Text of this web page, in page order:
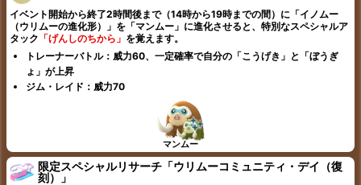
イベント開始から終了2時間後まで（14時から19時までの間）に「イノムー
（ウリムーの進化形）」を「マンムー」に進化させると、特別なスペシャルア
タック 「げんしのちから」 を覚えます。
トレーナーバトル：威力60、一定確率で自分の「こうげき」と「ぼうぎ
ょ」が上昇
ジム・レイド：威力70
マンムー
限定スペシャルリサーチ「ウリムーコミュニティ・デイ（復
刻）」